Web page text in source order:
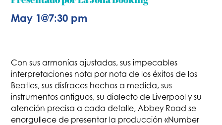
May 1@7:30 pm
Con sus armonías ajustadas, sus impecables
interpretaciones nota por nota de los éxitos de los
Beatles, sus disfraces hechos a medida, sus
instrumentos antiguos, su dialecto de Liverpool y su
atención precisa a cada detalle, Abbey Road se
enorgullece de presentar la producción «Number